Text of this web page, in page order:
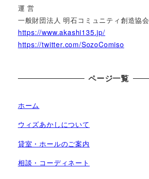
運 営
一般財団法人 明石コミュニティ創造協会
https://www.akashi135.jp/
https://twitter.com/SozoComiso
ページ一覧
ホーム
ウィズあかしについて
貸室・ホールのご案内
相談・コーディネート